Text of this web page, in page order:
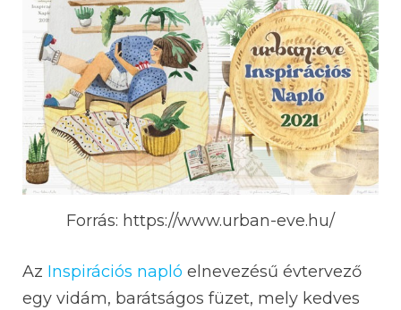
Forrás: https://www.urban-eve.hu/
Az Inspirációs napló elnevezésű évtervező
egy vidám, barátságos füzet, mely kedves